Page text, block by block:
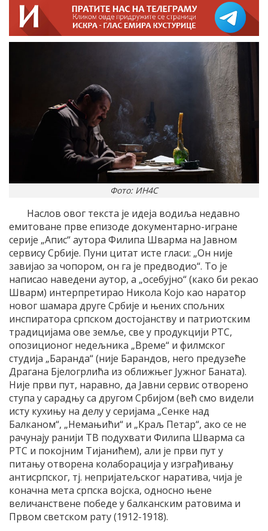
Фото: ИН4С
Наслов овог текста је идеја водиља недавно
емитоване прве епизоде документарно-игране
серије „Апис“ аутора Филипа Шварма на Јавном
сервису Србије. Пуни цитат исте гласи: „Он није
завијао за чопором, он га је предводио“. То је
написао наведени аутор, а „осебујно“ (како би рекао
Шварм) интерпретирао Никола Којо као наратор
новог шамара друге Србије и њених спољних
инспиратора српском достојанству и патриотским
традицијама ове земље, све у продукцији РТС,
опозиционог недељника „Време“ и филмског
студија „Баранда“ (није Барандов, него предузеће
Драгана Бјелогрлића из оближњег Јужног Баната).
Није први пут, наравно, да Јавни сервис отворено
ступа у сарадњу са другом Србијом (већ смо видели
исту кухињу на делу у серијама „Сенке над
Балканом“, „Немањићи“ и „Краљ Петар“, ако се не
рачунају ранији ТВ подухвати Филипа Шварма са
РТС и покојним Тијанићем), али је први пут у
питању отворена колаборација у изграђивању
антисрпског, тј. непријатељског наратива, чија је
коначна мета српска војска, односно њене
величанствене победе у балканским ратовима и
Првом светском рату (1912-1918).